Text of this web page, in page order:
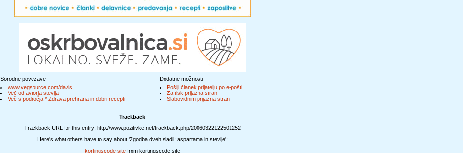
Sorodne povezave
www.vegsource.com/davis...
Več od avtorja stevija
Več s področja * Zdrava prehrana in dobri recepti
Dodatne možnosti
Pošlji članek prijatelju po e-pošti
Za tisk prijazna stran
Slabovidnim prijazna stran
Trackback
Trackback URL for this entry: http://www.pozitivke.net/trackback.php/20060322122501252
Here's what others have to say about 'Zgodba dveh sladil: aspartama in stevije':
kortingscode sitefrom kortingscode site